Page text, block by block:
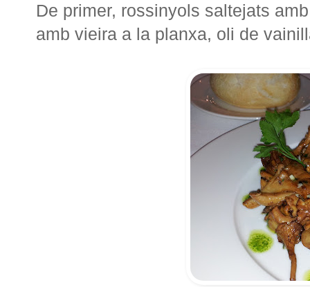
De primer, rossinyols saltejats
amb vieira a la planxa, oli de